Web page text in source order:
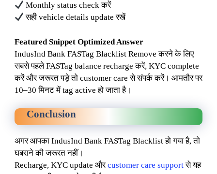
Monthly status check करें
सही vehicle details update रखें
Featured Snippet Optimized Answer
IndusInd Bank FASTag Blacklist Remove करने के लिए
सबसे पहले FASTag balance recharge करें, KYC complete
करें और जरूरत पड़े तो customer care से संपर्क करें। आमतौर पर
10–30 मिनट में tag active हो जाता है।
Conclusion
अगर आपका IndusInd Bank FASTag Blacklist हो गया है, तो
घबराने की जरूरत नहीं।
Recharge, KYC update औरcustomer care supportसे यह